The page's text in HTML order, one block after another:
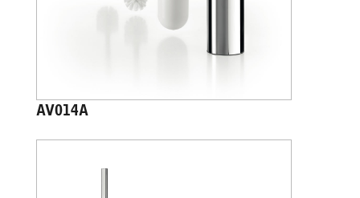
AV014A